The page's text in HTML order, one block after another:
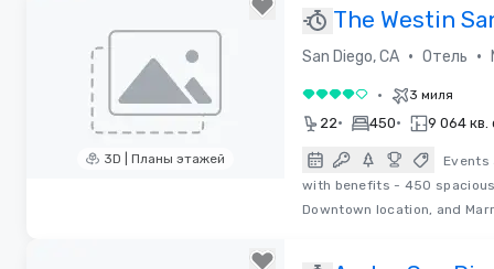
3D | Планы этажей
The Westin
Diego Gaslamp
Quarter
San Diego, CA • Отель •
4 из 5 • 3 миля
22• 450• 9 064 кв.
Events
with benefits - 450
Downtown location, and